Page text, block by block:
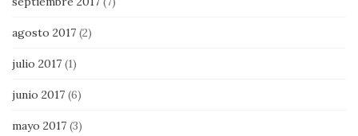
agosto 2017 (2)
julio 2017 (1)
junio 2017 (6)
mayo 2017 (3)